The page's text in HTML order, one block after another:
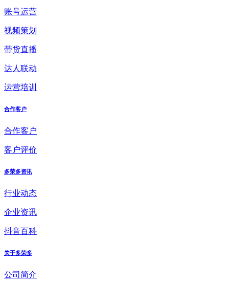
账号运营
视频策划
带货直播
达人联动
运营培训
合作客户
合作客户
客户评价
多荣多资讯
行业动态
企业资讯
抖音百科
关于多荣多
公司简介